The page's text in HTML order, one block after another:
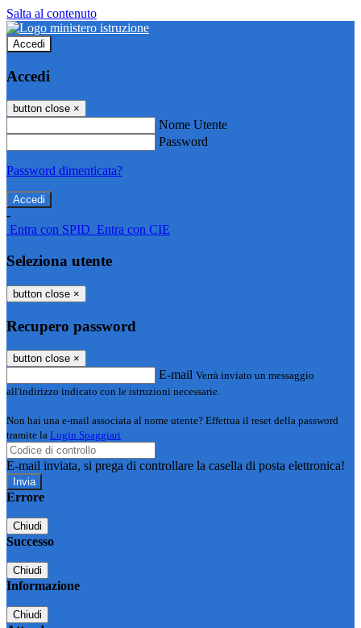
Salta al contenuto
Accedi
Accedi
button close ×
Nome Utente
Password
Password dimenticata?
-
Entra con SPID Entra con CIE
Seleziona utente
button close ×
Recupero password
button close ×
E-mail Verrà inviato un messaggio
all'indirizzo indicato con le istruzioni necessarie.
Non hai una e-mail associata al nome utente? Effettua il reset della password
tramite la Login Spaggiari
E-mail inviata, si prega di controllare la casella di posta elettronica!
Errore
Chiudi
Successo
Chiudi
Informazione
Chiudi